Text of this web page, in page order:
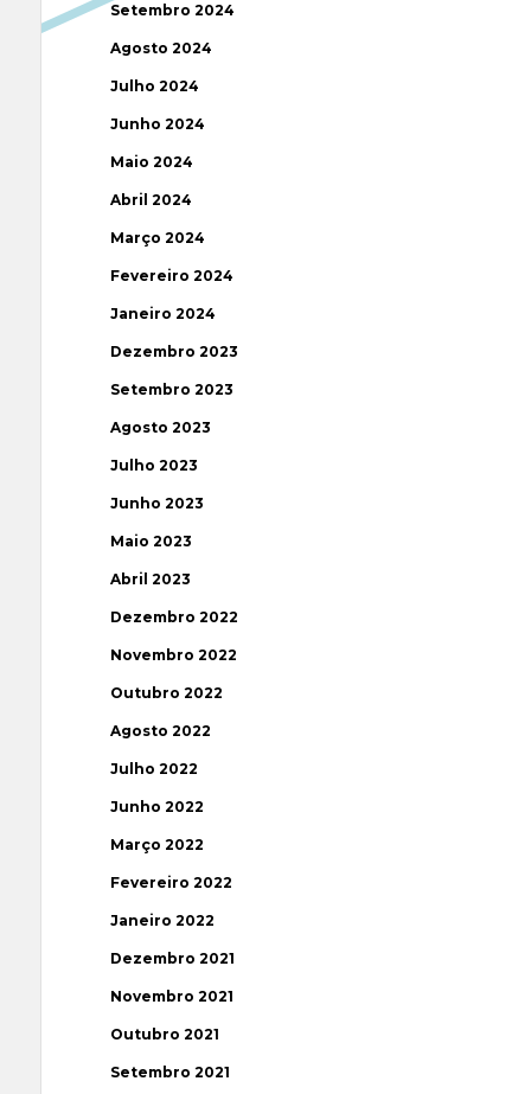
Setembro 2024
Agosto 2024
Julho 2024
Junho 2024
Maio 2024
Abril 2024
Março 2024
Fevereiro 2024
Janeiro 2024
Dezembro 2023
Setembro 2023
Agosto 2023
Julho 2023
Junho 2023
Maio 2023
Abril 2023
Dezembro 2022
Novembro 2022
Outubro 2022
Agosto 2022
Julho 2022
Junho 2022
Março 2022
Fevereiro 2022
Janeiro 2022
Dezembro 2021
Novembro 2021
Outubro 2021
Setembro 2021